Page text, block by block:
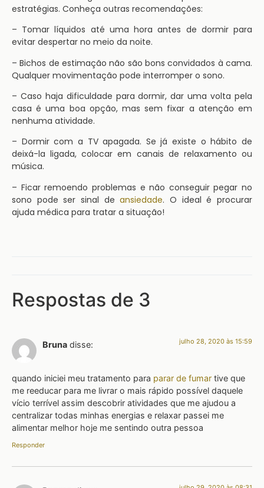
estratégias. Conheça outras recomendações:
– Tomar líquidos até uma hora antes de dormir para
evitar despertar no meio da noite.
– Bichos de estimação não são bons convidados à cama.
Qualquer movimentação pode interromper o sono.
– Caso haja dificuldade para dormir, dar uma volta pela
casa é uma boa opção, mas sem fixar a atenção em
nenhuma atividade.
– Dormir com a TV apagada. Se já existe o hábito de
deixá-la ligada, colocar em canais de relaxamento ou
música.
– Ficar remoendo problemas e não conseguir pegar no
sono pode ser sinal deansiedade. O ideal é procurar
ajuda médica para tratar a situação!
Respostas de 3
Bruna disse: julho 28, 2020 às 15:59
quando iniciei meu tratamento para parar de fumar tive que
me reeducar para me livrar o mais rápido possível daquele
vício terrível assim descobrir atividades que me ajudou a
centralizar todas minhas energias e relaxar passei me
alimentar melhor hoje me sentindo outra pessoa
Responder